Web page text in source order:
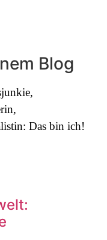
Blog
Das bin ich!